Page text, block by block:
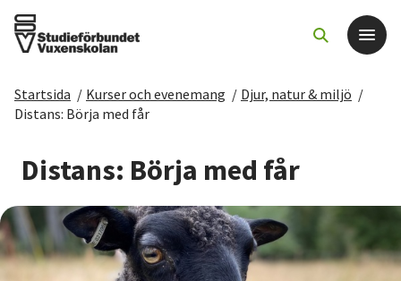
Det här gör vi
För dig som
Sök kurser och evenemang
Om SV
Startsida / Kurser och evenemang / Djur, natur & miljö /
Distans: Börja med får
Distans: Börja med får